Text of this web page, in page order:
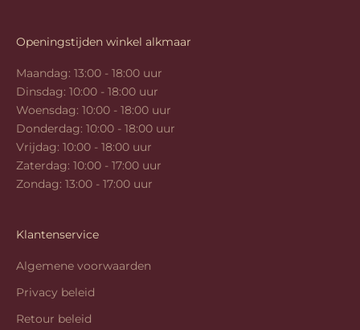
Openingstijden winkel alkmaar
Maandag: 13:00 - 18:00 uur
Dinsdag: 10:00 - 18:00 uur
Woensdag: 10:00 - 18:00 uur
Donderdag: 10:00 - 18:00 uur
Vrijdag: 10:00 - 18:00 uur
Zaterdag: 10:00 - 17:00 uur
Zondag: 13:00 - 17:00 uur
Klantenservice
Algemene voorwaarden
Privacy beleid
Retour beleid